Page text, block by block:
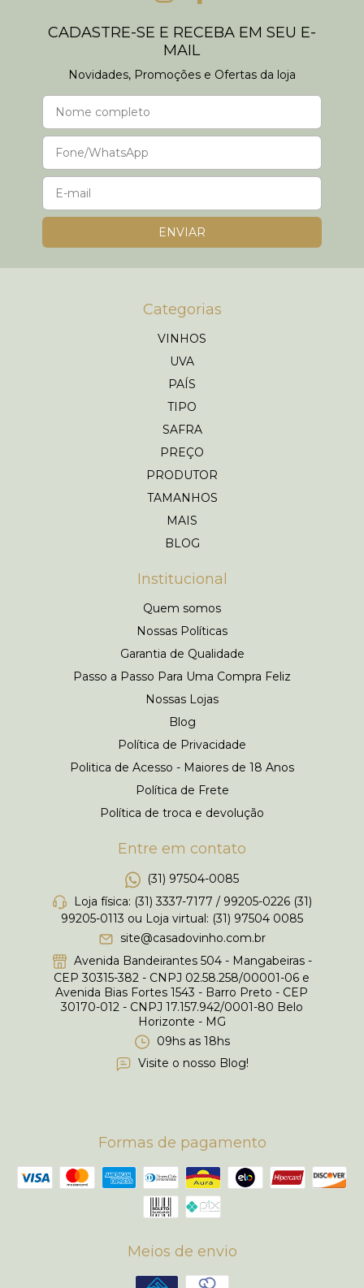
CADASTRE-SE E RECEBA EM SEU E-
MAIL
Novidades, Promoções e Ofertas da loja
Categorias
VINHOS
UVA
PAÍS
TIPO
SAFRA
PREÇO
PRODUTOR
TAMANHOS
MAIS
BLOG
Institucional
Quem somos
Nossas Políticas
Garantia de Qualidade
Passo a Passo Para Uma Compra Feliz
Nossas Lojas
Blog
Política de Privacidade
Politica de Acesso - Maiores de 18 Anos
Política de Frete
Política de troca e devolução
Entre em contato
(31) 97504-0085
Loja física: (31) 3337-7177 / 99205-0226 (31)
99205-0113 ou Loja virtual: (31) 97504 0085
site@casadovinho.com.br
Avenida Bandeirantes 504 - Mangabeiras -
CEP 30315-382 - CNPJ 02.58.258/00001-06 e
Avenida Bias Fortes 1543 - Barro Preto - CEP
30170-012 - CNPJ 17.157.942/0001-80 Belo
Horizonte - MG
09hs as 18hs
Visite o nosso Blog!
Formas de pagamento
Meios de envio